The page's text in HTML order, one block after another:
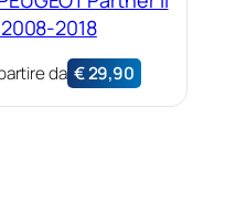
2018
da €29,90